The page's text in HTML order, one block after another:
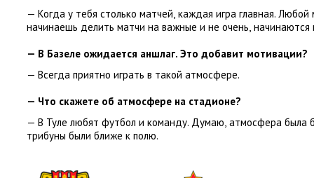
— Когда у тебя столько матчей, каждая игра главная.
начинаешь делить матчи на важные и не очень, начинаются
— В Базеле ожидается аншлаг. Это добавит мотивации?
— Всегда приятно играть в такой атмосфере.
— Что скажете об атмосфере на стадионе?
— В Туле любят футбол и команду. Думаю, атмосфера была
трибуны были ближе к полю.